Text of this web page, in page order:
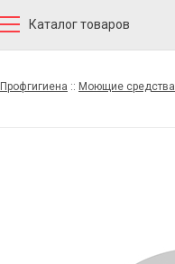
Каталог товаров
Профгигиена :: Моющие средства